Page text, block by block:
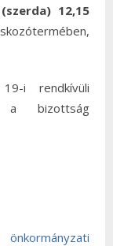
12,15
i rendkívüli
a bizottság